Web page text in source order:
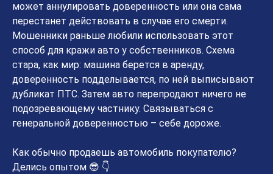
может аннулировать доверенность или она сама
перестанет действовать в случае его смерти.
Мошенники раньше любили использовать этот
способ для кражи авто у собственников. Схема
стара, как мир: машина берется в аренду,
доверенность подделывается, по ней выписывают
дубликат ПТС. Затем авто перепродают ничего не
подозревающему частнику. Связываться с
генеральной доверенностью – себе дороже.
Как обычно продаешь автомобиль покупателю?
Делись опытом 😎 👇